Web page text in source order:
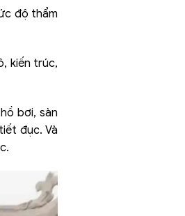
độ thẩm
kiến trúc,
bơi, sàn
đục. Và